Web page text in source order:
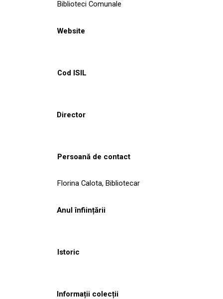
Biblioteci Comunale
Website
Cod ISIL
Director
Persoană de contact
Florina Calota, Bibliotecar
Anul înființării
Istoric
Informații colecții